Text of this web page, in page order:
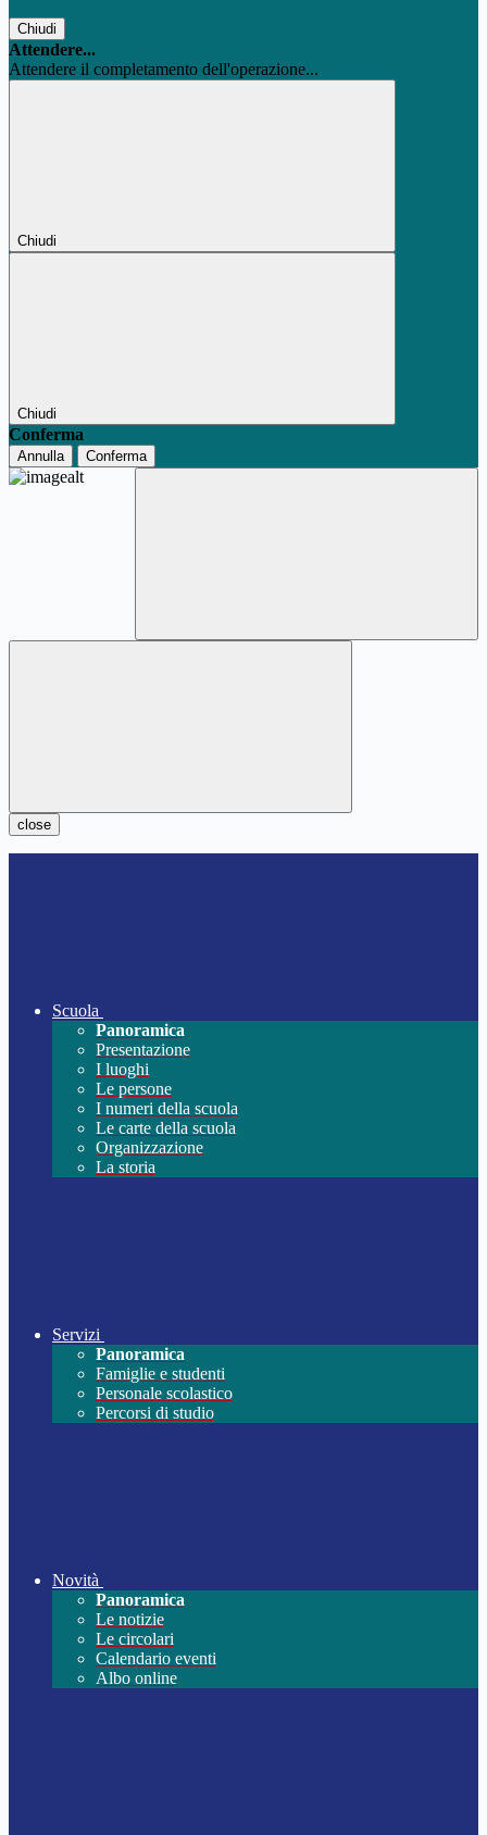
Chiudi
Attendere...
Attendere il completamento dell'operazione...
Chiudi
Chiudi
Conferma
Annulla Conferma
close
Scuola
Panoramica
Presentazione
I luoghi
Le persone
I numeri della scuola
Le carte della scuola
Organizzazione
La storia
Servizi
Panoramica
Famiglie e studenti
Personale scolastico
Percorsi di studio
Novità
Panoramica
Le notizie
Le circolari
Calendario eventi
Albo online